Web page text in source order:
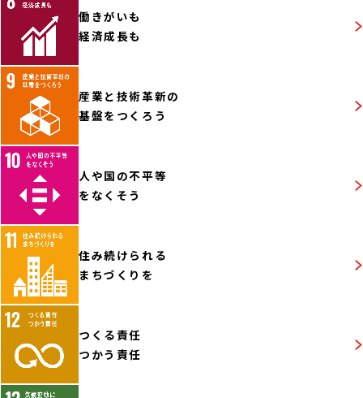
働きがいも
経済成長も
産業と技術革新の
基盤をつくろう
人や国の不平等
をなくそう
住み続けられる
まちづくりを
つくる責任
つかう責任